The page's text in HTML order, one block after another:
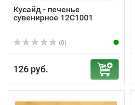
Кусайд - печенье
сувенирное 12С1001
(0)
126 руб.